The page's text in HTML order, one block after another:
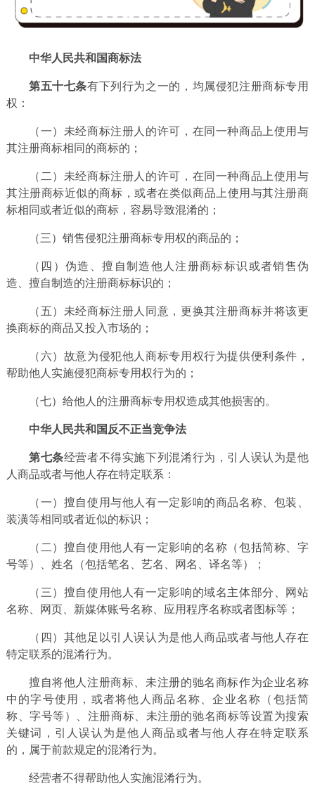
中华人民共和国商标法
第五十七条有下列行为之一的，均属侵犯注册商标专用
权：
（一）未经商标注册人的许可，在同一种商品上使用与
其注册商标相同的商标的；
（二）未经商标注册人的许可，在同一种商品上使用与
其注册商标近似的商标，或者在类似商品上使用与其注册商
标相同或者近似的商标，容易导致混淆的；
（三）销售侵犯注册商标专用权的商品的；
（四）伪造、擅自制造他人注册商标标识或者销售伪
造、擅自制造的注册商标标识的；
（五）未经商标注册人同意，更换其注册商标并将该更
换商标的商品又投入市场的；
（六）故意为侵犯他人商标专用权行为提供便利条件，
帮助他人实施侵犯商标专用权行为的；
（七）给他人的注册商标专用权造成其他损害的。
中华人民共和国反不正当竞争法
第七条经营者不得实施下列混淆行为，引人误认为是他
人商品或者与他人存在特定联系：
（一）擅自使用与他人有一定影响的商品名称、包装、
装潢等相同或者近似的标识；
（二）擅自使用他人有一定影响的名称（包括简称、字
号等）、姓名（包括笔名、艺名、网名、译名等）；
（三）擅自使用他人有一定影响的域名主体部分、网站
名称、网页、新媒体账号名称、应用程序名称或者图标等；
（四）其他足以引人误认为是他人商品或者与他人存在
特定联系的混淆行为。
擅自将他人注册商标、未注册的驰名商标作为企业名称
中的字号使用，或者将他人商品名称、企业名称（包括简
称、字号等）、注册商标、未注册的驰名商标等设置为搜索
关键词，引人误认为是他人商品或者与他人存在特定联系
的，属于前款规定的混淆行为。
经营者不得帮助他人实施混淆行为。